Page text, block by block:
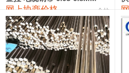
铸造铝合金锭(A380） 26,300—26,500
铝合金ADC12 24,200—24,400
铸造铝合金锭(ZL102) 24,300—24,500
网上协商价格 金拉